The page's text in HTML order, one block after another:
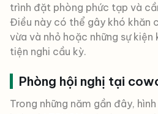
trình đặt phòng phức tạp và
Điều này có thể gây khó khăn
vừa và nhỏ hoặc những sự kiện
tiện nghi cầu kỳ.
Phòng hội nghị tại
Trong những năm gần đây,